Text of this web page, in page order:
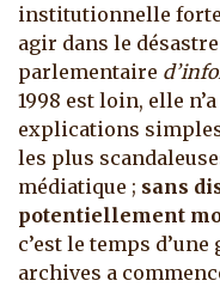
institutionnelle
agir dans le
parlementaire
1998 est loin, elle
explications
les plus
médiatique ; sans
potentiellement
c’est le temps
archives a